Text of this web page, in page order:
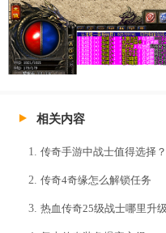
相关内容
传奇手游中战士值得选择？
传奇4奇缘怎么解锁任务
热血传奇25级战士哪里升级